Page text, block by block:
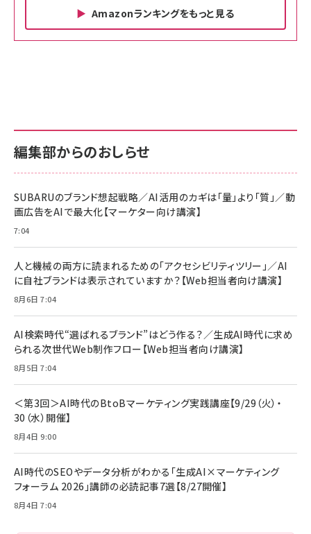
Amazonランキングをもっと見る
￥880
anan(アンアン)2026/06/24号 No.2500増刊
スペシャルエディション[王道エンタメの矜持／
￥1,100
年後半、あなたの恋と運命／山田涼介]
￥880
組織の成果を最大化する ルールのデザイン
サポート正規品 メーカー保証5年 KLMEA128G
NIMASO ガラスフィルム iPhone 17 用 保護フィ
すい ガイド枠付き いPhone17 (6.3インチ) 対応
2枚セット DSP25F1698
￥1,599
【New】Amazon Fire TV Stick HD | 手軽にスト
レイヤー
￥6,980
Anker Soundcore P31i (Bluetooth 6.1) 【完
全ワイヤレスイヤホン/アクティブノイズキャンセリ
ング/マルチポイント接続 / 最大50時間再生 / PSE
技術基準適合】ブラック
￥5,990
Anker PowerLine III Flow USB-C & USB-C
ケーブル Anker絡まないケーブル 240W 結束バン
ド付き USB PD対応 シリコン素材採用 iPhone
Amazonランキングをもっと見る
サポート正規品 メーカー保証5年 KLMEA128G
Amazon eギフトカード - Amazonロゴ - クラ
￥5,000
ケーブル Anker絡まないケーブル 240W 結束バン
17 / 16 / 15 / Galaxy iPad Pro MacBook
Pro/Air 各種対応 (1.8m ミッドナイトブラック)
￥1,890
キャンペーン】
￥4,857
編集部からのおしらせ
SUBARUのブランド想起戦略／AI活用のカギは「量」より「質」／動
画広告をAIで最大化【マーケター向け講演】
7:04
人と機械の両方に読まれるための「アクセシビリティツリー」／AI
に自社ブランドは表示されていますか？【Web担当者向け講演】
8月6日 7:04
AI検索時代“選ばれるブランド”はどう作る？／生成AI時代に求め
られる次世代Web制作フロー【Web担当者向け講演】
8月5日 7:04
＜第3回＞AI時代のBtoBマーケティング実践講座【9/29（火）・
30（水）開催】
8月4日 9:00
AI時代のSEOやデータ分析がわかる「生成AI×マーケティング
フォーラム 2026」講師の必読記事7選【8/27開催】
8月4日 7:04